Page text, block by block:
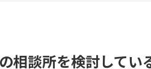
相談所を検討してい